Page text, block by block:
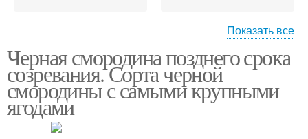
ленинградской области
описанием
Показать все
Черная смородина позднего срока
созревания. Сорта черной
смородины с самыми крупными
ягодами